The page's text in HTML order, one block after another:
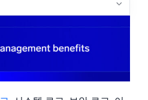
AI
관리
그 관리
진정한 가치를 활용하세요